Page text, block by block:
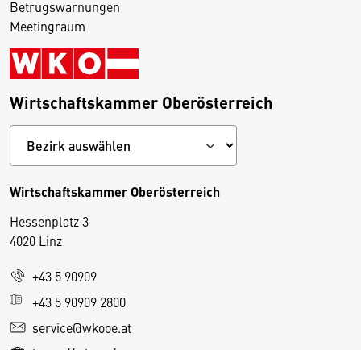
Betrugswarnungen
Meetingraum
Wirtschaftskammer Oberösterreich
Wirtschaftskammer Oberösterreich
Hessenplatz 3
4020 Linz
+43 5 90909
+43 5 90909 2800
service@wkooe.at
D
e